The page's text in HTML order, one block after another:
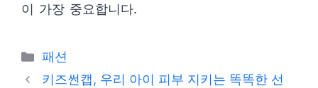
이 가장 중요합니다.
카
테
패션
키즈썬캡, 우리 아이 피부 지키는 똑똑한 선